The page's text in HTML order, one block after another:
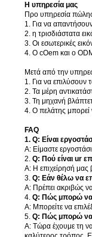
Η υπηρεσία μας
Προ υπηρεσία
1. Για να
2. η τρισδιάστατα
3. Οι εσωτερικές
4. Ο cOem και ο
Μετά από την
1. Για να
2. Τα μέρη
3. Τη μηχανή
4. Ο πελάτης μπορεί
FAQ
1. Q: Είναι
Α: Είμαστε
2. Q: Πού είναι ur
Α: Η επιχείρησή μας
3. Q: Εάν θέλω να
Α: Πρέπει ακριβώς
4. Q: Πώς μπορώ
Α: Μπορείτε να
5. Q: Πώς μπορώ
Α: Τώρα έχουμε τη